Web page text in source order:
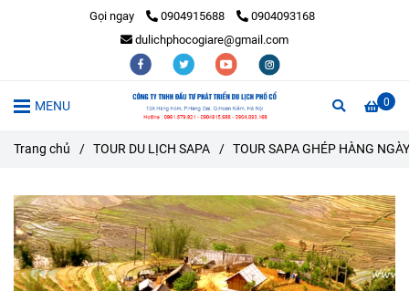
Gọi ngay 0904915688
0904093168
dulichphocogiare@gmail.com
0
MENU
Trang chủ / TOUR DU LỊCH SAPA / TOUR SAPA GHÉP HÀNG NGÀY